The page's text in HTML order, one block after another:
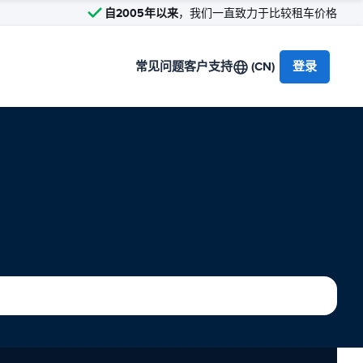
自2005年以来，我们一直致力于比较租车价格
常见问题客户支持 (CN) 登录